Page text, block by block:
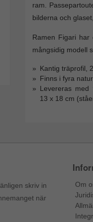
ram.
bilderna och
Ramen Figari
mångsidig modell
Kantig träprofil,
Finns i fyra
Levereras
13 x 18 cm
skriv in
när
Om